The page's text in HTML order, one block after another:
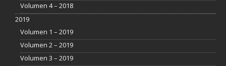
Volumen 4 – 2018
2019
Volumen 1 – 2019
Volumen 2 – 2019
Volumen 3 – 2019